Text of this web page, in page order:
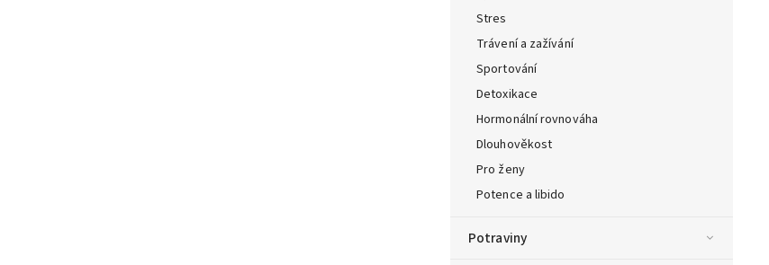
Stres
Trávení a zažívání
Sportování
Detoxikace
Hormonální rovnováha
Dlouhověkost
Pro ženy
Potence a libido
Potraviny